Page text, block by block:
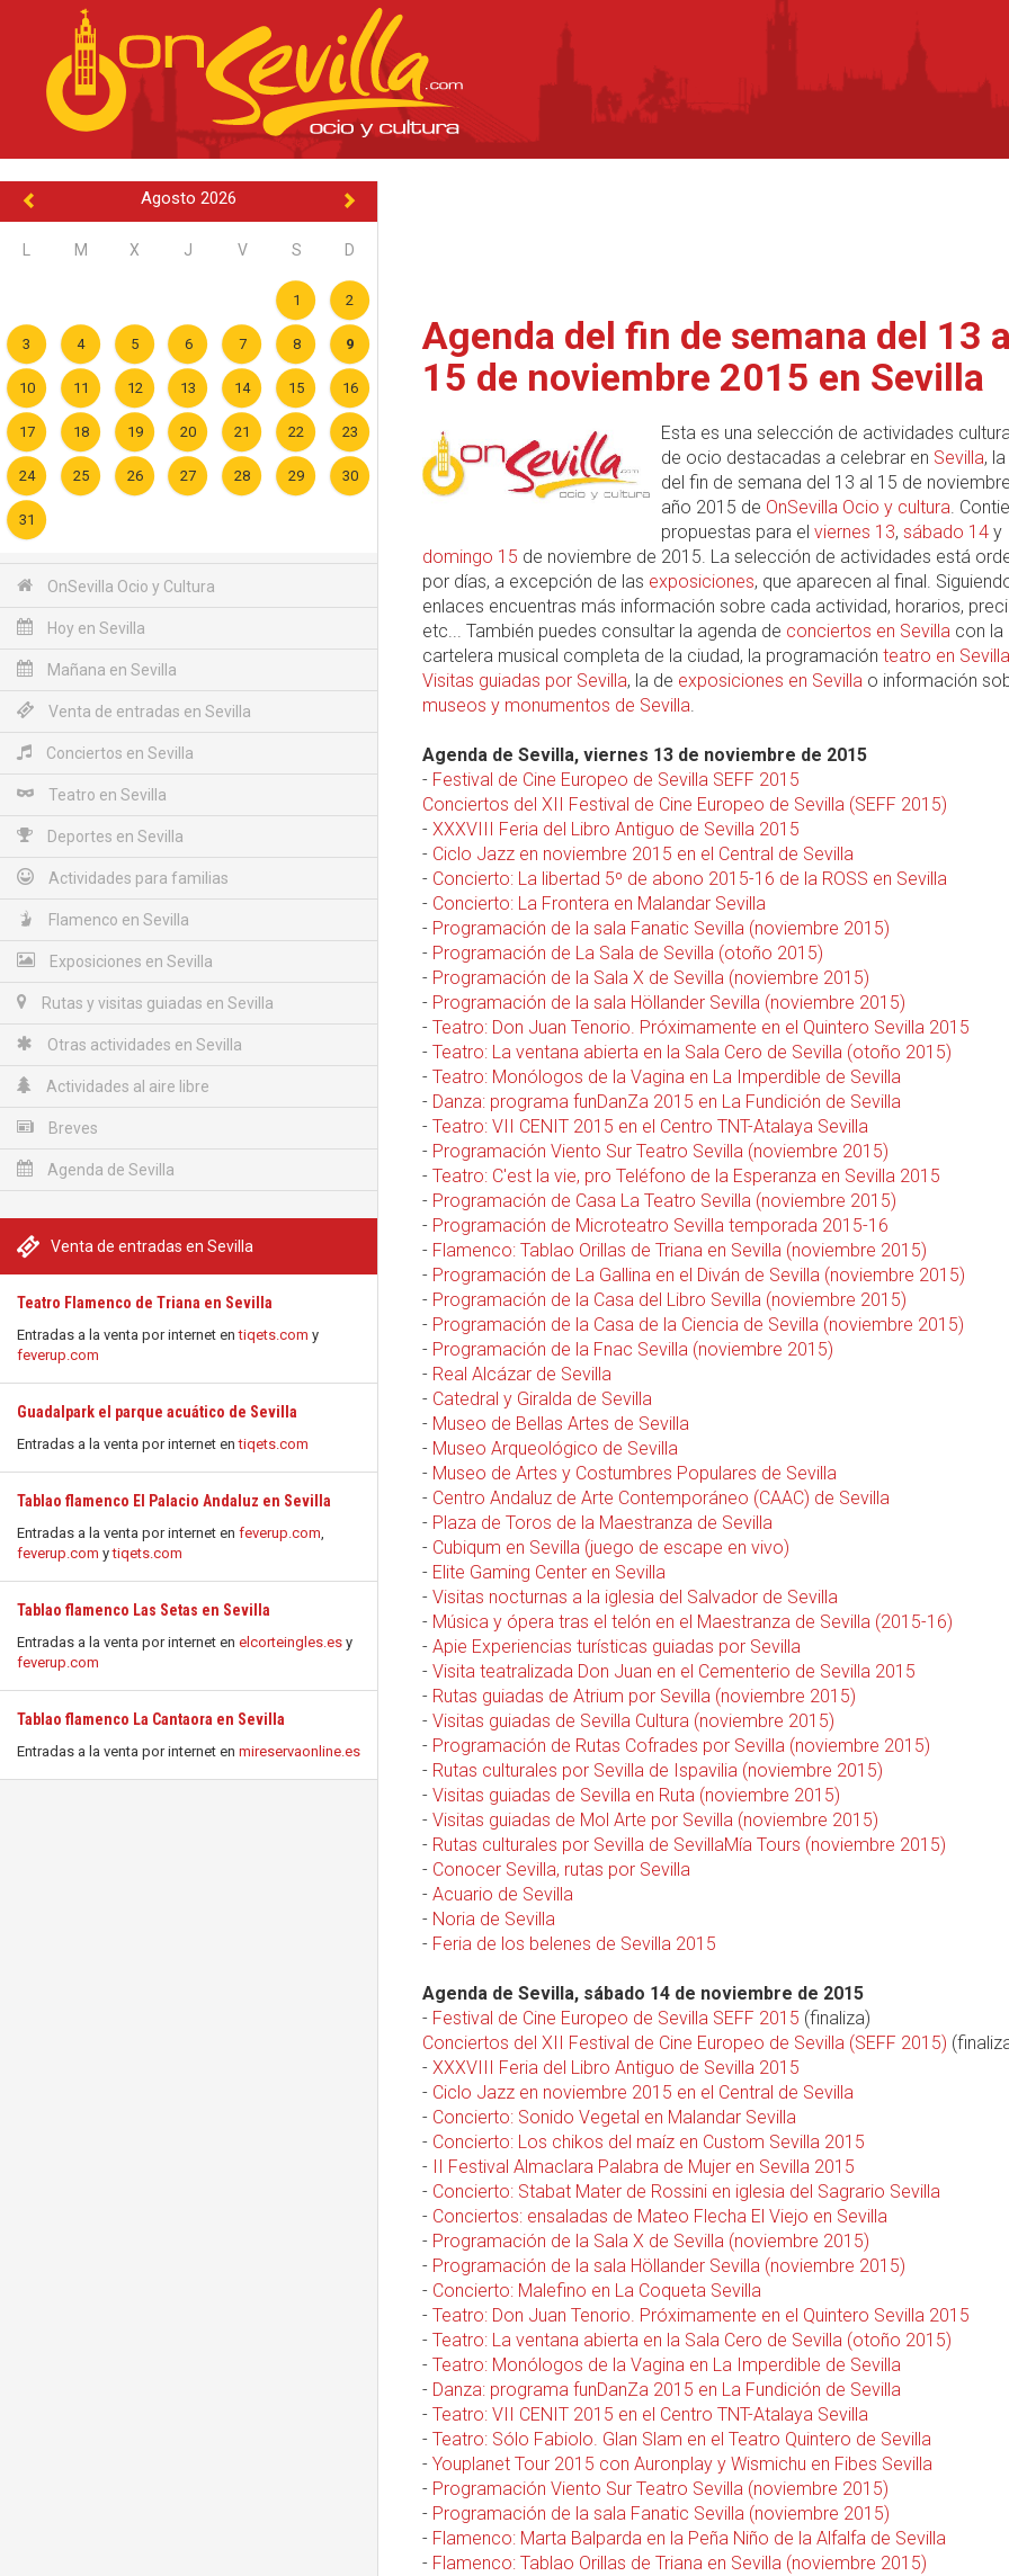
Agosto 2026
M X J V S D
1 2
3 4 5 6 7 8 9
10 11 12 13 14 15 16
17 18 19 20 21 22 23
24 25 26 27 28 29 30
31
OnSevilla Ocio y Cultura
Hoy en Sevilla
Mañana en Sevilla
Venta de entradas en Sevilla
Conciertos en Sevilla
Teatro en Sevilla
Deportes en Sevilla
Actividades para familias
Flamenco en Sevilla
Exposiciones en Sevilla
Rutas y visitas guiadas en Sevilla
Otras actividades en Sevilla
Actividades al aire libre
Breves
Agenda de Sevilla
Venta de entradas en Sevilla
Teatro Flamenco de Triana en Sevilla
Entradas a la venta por internet entiqets.com y
feverup.com
Guadalpark el parque acuático de Sevilla
Entradas a la venta por internet entiqets.com
Tablao flamenco El Palacio Andaluz en Sevilla
Entradas a la venta por internet en feverup.com,
feverup.com ytiqets.com
Tablao flamenco Las Setas en Sevilla
Entradas a la venta por internet en elcorteingles.es y
feverup.com
Tablao flamenco La Cantaora en Sevilla
Entradas a la venta por internet en mireservaonline.es
Agenda del fin de semana del 13
15 de noviembre 2015 en Sevilla
Esta es una selección de actividades
de ocio destacadas a celebrar en Sevilla,
del fin de semana del 13 al 15 de
año 2015 de OnSevilla Ocio y cultura.
propuestas para el viernes 13, sábado 14y
domingo 15 de noviembre de 2015. La selección de actividades está
por días, a excepción de las exposiciones, que aparecen al final.
enlaces encuentras más información sobre cada actividad, horarios,
etc... También puedes consultar la agenda de conciertos en Sevilla con la
cartelera musical completa de la ciudad, la programación teatro en Sevilla
Visitas guiadas por Sevilla, la de exposiciones en Sevilla o información
museos y monumentos de Sevilla.
Agenda de Sevilla, viernes 13 de noviembre de 2015
- Festival de Cine Europeo de Sevilla SEFF 2015
Conciertos del XII Festival de Cine Europeo de Sevilla (SEFF 2015)
- XXXVIII Feria del Libro Antiguo de Sevilla 2015
- Ciclo Jazz en noviembre 2015 en el Central de Sevilla
- Concierto: La libertad 5º de abono 2015-16 de la ROSS en Sevilla
- Concierto: La Frontera en Malandar Sevilla
- Programación de la sala Fanatic Sevilla (noviembre 2015)
- Programación de La Sala de Sevilla (otoño 2015)
- Programación de la Sala X de Sevilla (noviembre 2015)
- Programación de la sala Höllander Sevilla (noviembre 2015)
- Teatro: Don Juan Tenorio. Próximamente en el Quintero Sevilla 2015
- Teatro: La ventana abierta en la Sala Cero de Sevilla (otoño 2015)
- Teatro: Monólogos de la Vagina en La Imperdible de Sevilla
- Danza: programa funDanZa 2015 en La Fundición de Sevilla
- Teatro: VII CENIT 2015 en el Centro TNT-Atalaya Sevilla
- Programación Viento Sur Teatro Sevilla (noviembre 2015)
- Teatro: C'est la vie, pro Teléfono de la Esperanza en Sevilla 2015
- Programación de Casa La Teatro Sevilla (noviembre 2015)
- Programación de Microteatro Sevilla temporada 2015-16
- Flamenco: Tablao Orillas de Triana en Sevilla (noviembre 2015)
- Programación de La Gallina en el Diván de Sevilla (noviembre 2015)
- Programación de la Casa del Libro Sevilla (noviembre 2015)
- Programación de la Casa de la Ciencia de Sevilla (noviembre 2015)
- Programación de la Fnac Sevilla (noviembre 2015)
- Real Alcázar de Sevilla
- Catedral y Giralda de Sevilla
- Museo de Bellas Artes de Sevilla
- Museo Arqueológico de Sevilla
- Museo de Artes y Costumbres Populares de Sevilla
- Centro Andaluz de Arte Contemporáneo (CAAC) de Sevilla
- Plaza de Toros de la Maestranza de Sevilla
- Cubiqum en Sevilla (juego de escape en vivo)
- Elite Gaming Center en Sevilla
- Visitas nocturnas a la iglesia del Salvador de Sevilla
- Música y ópera tras el telón en el Maestranza de Sevilla (2015-16)
- Apie Experiencias turísticas guiadas por Sevilla
- Visita teatralizada Don Juan en el Cementerio de Sevilla 2015
- Rutas guiadas de Atrium por Sevilla (noviembre 2015)
- Visitas guiadas de Sevilla Cultura (noviembre 2015)
- Programación de Rutas Cofrades por Sevilla (noviembre 2015)
- Rutas culturales por Sevilla de Ispavilia (noviembre 2015)
- Visitas guiadas de Sevilla en Ruta (noviembre 2015)
- Visitas guiadas de Mol Arte por Sevilla (noviembre 2015)
- Rutas culturales por Sevilla de SevillaMía Tours (noviembre 2015)
- Conocer Sevilla, rutas por Sevilla
- Acuario de Sevilla
- Noria de Sevilla
- Feria de los belenes de Sevilla 2015
Agenda de Sevilla, sábado 14 de noviembre de 2015
- Festival de Cine Europeo de Sevilla SEFF 2015 (finaliza)
Conciertos del XII Festival de Cine Europeo de Sevilla (SEFF 2015)
- XXXVIII Feria del Libro Antiguo de Sevilla 2015
- Ciclo Jazz en noviembre 2015 en el Central de Sevilla
- Concierto: Sonido Vegetal en Malandar Sevilla
- Concierto: Los chikos del maíz en Custom Sevilla 2015
- II Festival Almaclara Palabra de Mujer en Sevilla 2015
- Concierto: Stabat Mater de Rossini en iglesia del Sagrario Sevilla
- Conciertos: ensaladas de Mateo Flecha El Viejo en Sevilla
- Programación de la Sala X de Sevilla (noviembre 2015)
- Programación de la sala Höllander Sevilla (noviembre 2015)
- Concierto: Malefino en La Coqueta Sevilla
- Teatro: Don Juan Tenorio. Próximamente en el Quintero Sevilla 2015
- Teatro: La ventana abierta en la Sala Cero de Sevilla (otoño 2015)
- Teatro: Monólogos de la Vagina en La Imperdible de Sevilla
- Danza: programa funDanZa 2015 en La Fundición de Sevilla
- Teatro: VII CENIT 2015 en el Centro TNT-Atalaya Sevilla
- Teatro: Sólo Fabiolo. Glan Slam en el Teatro Quintero de Sevilla
- Youplanet Tour 2015 con Auronplay y Wismichu en Fibes Sevilla
- Programación Viento Sur Teatro Sevilla (noviembre 2015)
- Programación de la sala Fanatic Sevilla (noviembre 2015)
- Flamenco: Marta Balparda en la Peña Niño de la Alfalfa de Sevilla
- Flamenco: Tablao Orillas de Triana en Sevilla (noviembre 2015)